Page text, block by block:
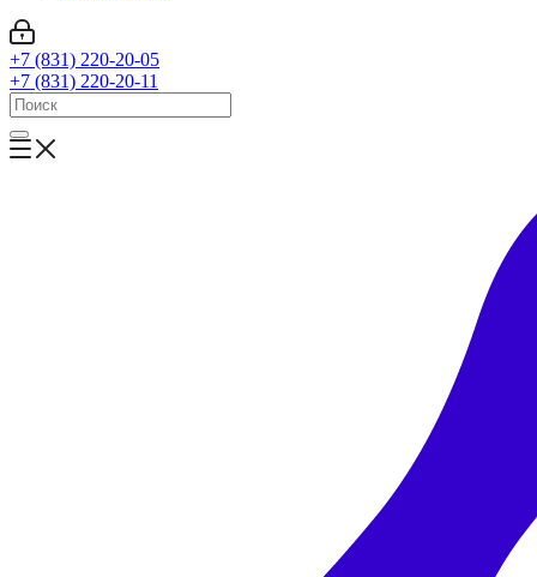
+7 (831) 220-20-05
+7 (831) 220-20-11